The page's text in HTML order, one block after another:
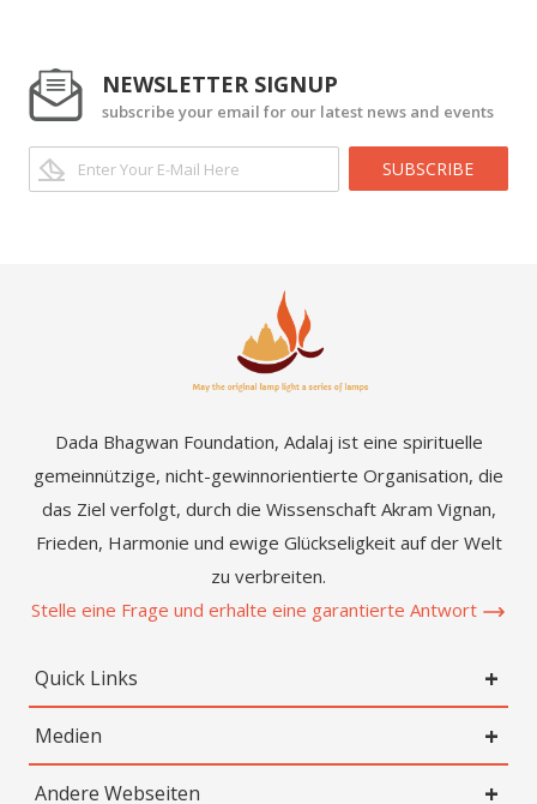
NEWSLETTER SIGNUP
subscribe your email for our latest news and events
SUBSCRIBE
Dada Bhagwan Foundation, Adalaj ist eine spirituelle
gemeinnützige, nicht-gewinnorientierte Organisation, die
das Ziel verfolgt, durch die Wissenschaft Akram Vignan,
Frieden, Harmonie und ewige Glückseligkeit auf der Welt
zu verbreiten.
Stelle eine Frage und erhalte eine garantierte Antwort
Quick Links
Medien
Andere Webseiten